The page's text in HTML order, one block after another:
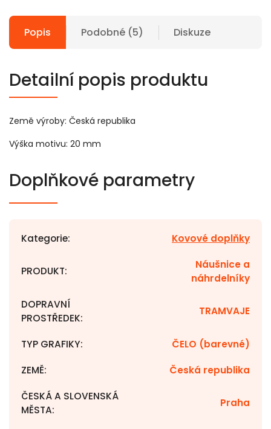
Popis Podobné (5) Diskuze
Detailní popis produktu
Země výroby: Česká republika
Výška motivu: 20 mm
Doplňkové parametry
Kategorie: Kovové doplňky
PRODUKT:
Náušnice a
náhrdelníky
DOPRAVNÍ
PROSTŘEDEK:
TRAMVAJE
TYP GRAFIKY: ČELO (barevné)
ZEMĚ: Česká republika
ČESKÁ A SLOVENSKÁ
MĚSTA:
Praha